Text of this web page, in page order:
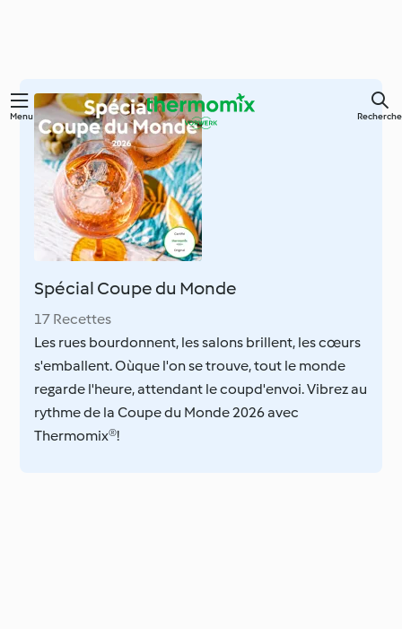
Skip
content
Menu Recherche
Spécial Coupe du Monde
17 Recettes
Les rues bourdonnent, les salons brillent, les cœurs
s'emballent. Oùque l'on se trouve, tout le monde
regarde l'heure, attendant le coupd'envoi. Vibrez au
rythme de la Coupe du Monde 2026 avec
Thermomix®!